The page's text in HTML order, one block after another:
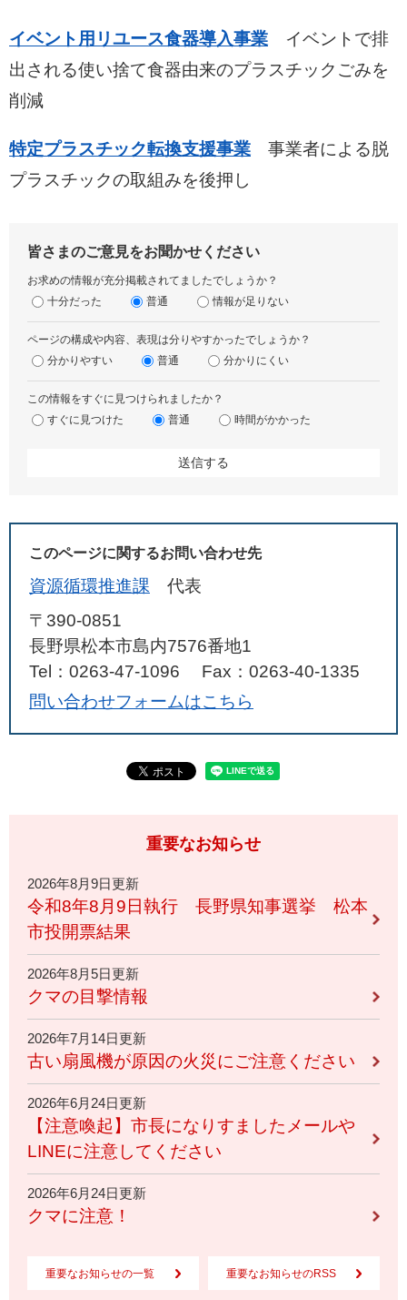
イベント用リユース食器導入事業 イベントで排
出される使い捨て食器由来のプラスチックごみを
削減
特定プラスチック転換支援事業 事業者による脱
プラスチックの取組みを後押し
皆さまのご意見をお聞かせください
お求めの情報が充分掲載されてましたでしょうか？
十分だった
普通 情報が足りない
ページの構成や内容、表現は分りやすかったでしょうか？
分かりやすい
普通 分かりにくい
この情報をすぐに見つけられましたか？
すぐに見つけた
普通 時間がかかった
このページに関するお問い合わせ先
資源循環推進課
代表
〒390-0851
長野県松本市島内7576番地1
Tel：0263-47-1096
Fax：0263-40-1335
問い合わせフォームはこちら
重要なお知らせ
2026年8月9日更新
令和8年8月9日執行 長野県知事選挙 松本
市投開票結果
2026年8月5日更新
クマの目撃情報
2026年7月14日更新
古い扇風機が原因の火災にご注意ください
2026年6月24日更新
【注意喚起】市長になりすましたメールや
LINEに注意してください
2026年6月24日更新
クマに注意！
重要なお知らせの一覧 重要なお知らせのRSS